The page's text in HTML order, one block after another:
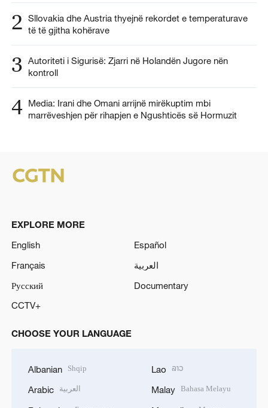
2 Sllovakia dhe Austria thyejnë rekordet e temperaturave
të të gjitha kohërave
3 Autoriteti i Sigurisë: Zjarri në Holandën Jugore nën
kontroll
4 Media: Irani dhe Omani arrijnë mirëkuptim mbi
marrëveshjen për rihapjen e Ngushticës së Hormuzit
EXPLORE MORE
English
Español
Français
العربية
Русский
Documentary
CCTV+
CHOOSE YOUR LANGUAGE
Albanian Shqip
Arabic العربية
Lao ລາວ
Malay Bahasa Melayu